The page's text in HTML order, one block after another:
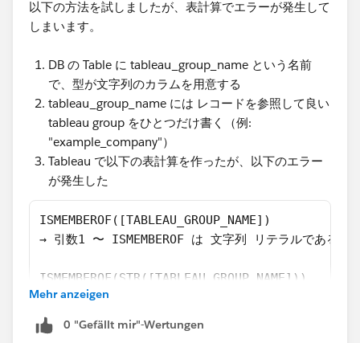
以下の方法を試しましたが、表計算でエラーが発生して
しまいます。
DB の Table に tableau_group_name という名前
で、型が文字列のカラムを用意する
tableau_group_name には レコードを参照して良い
tableau group をひとつだけ書く（例:
"example_company"）
Tableau で以下の表計算を作ったが、以下のエラー
が発生した
ISMEMBEROF([TABLEAU_GROUP_NAME])
→ 引数1 〜 ISMEMBEROF は 文字列 リテラルである必
ISMEMBEROF(STR([TABLEAU_GROUP_NAME]))
→ 引数1 〜 ISMEMBEROF は 文字列 リテラルである必
Mehr anzeigen
0 "Gefällt mir"-Wertungen